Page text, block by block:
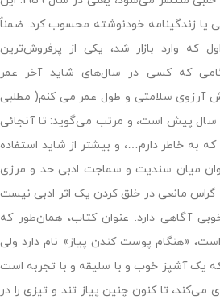
یا زندگینامه خودنوشته محسوب کرد. ضمناٌ
که وارد بازار شد، یکى از پرفروش‌ترین
که کسى در سال‌هاى شاید آخر عمر
و برایش‏ آرزوى سلامتى و طول عمر مى کنم( مطلبى
را مى نویسد که مربوط به 65 سال پیش‏ است، و مرتب می‌گوید: تا آنجائى
که به خاطر دارم…، و بیشتر از شاید استفاده
میان سندیت و سماجت ادبى حد و مرزى
گراس‏ مانعى در خلق کردن یک اثر ادبى نیست
آگاهى دارد. عنوان کتاب، همان‌طور که
«هنگام پوست کندن پیاز» نام دارد ولى
آشپز خوب و با سلیقه و با تجربه است
تا کنون چنین پیاز تند و تیزى را در